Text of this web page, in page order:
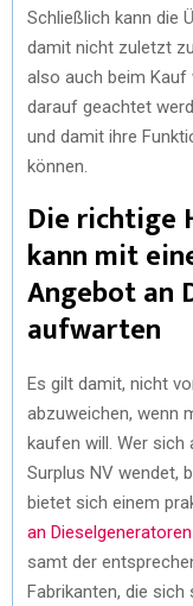
Schließlich kann die
damit nicht zuletzt
also auch beim Kauf
darauf geachtet
und damit ihre
können.
Die richtige
kann mit
Angebot an
aufwarten
Es gilt damit, nicht
abzuweichen, wenn
kaufen will. Wer sich
Surplus NV wendet,
bietet sich einem
an Dieselgeneratoren
samt der
Fabrikanten, die